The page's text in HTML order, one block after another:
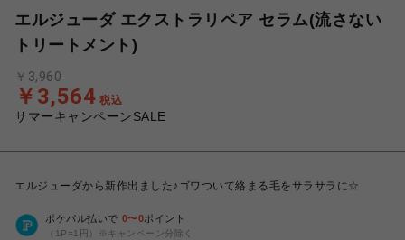
エルジューダ エクストラリペア セラム(流さない
トリートメント)
サマーキャンペーンSALE
￥3,564 税込
￥3,960
エルジューダから新作出ました♪ゴワついて絡まる毛をサラサラに☆
ポケパル払いで 0〜0ポイント
（1P=1円）※キャンペーン分除く